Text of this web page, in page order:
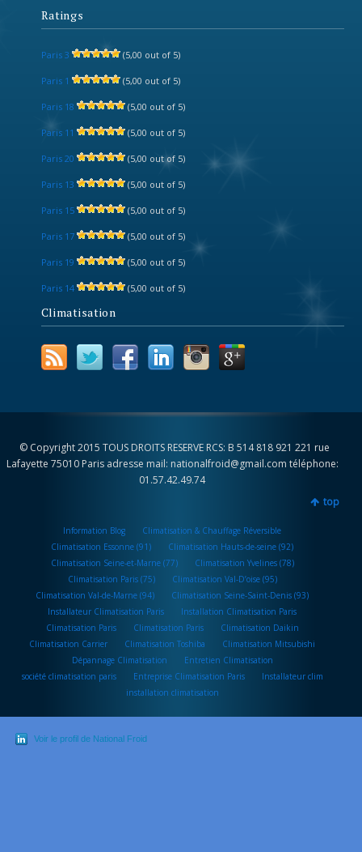
Ratings
Paris 3 (5,00 out of 5)
Paris 1 (5,00 out of 5)
Paris 18 (5,00 out of 5)
Paris 11 (5,00 out of 5)
Paris 20 (5,00 out of 5)
Paris 13 (5,00 out of 5)
Paris 15 (5,00 out of 5)
Paris 17 (5,00 out of 5)
Paris 19 (5,00 out of 5)
Paris 14 (5,00 out of 5)
Climatisation
© Copyright 2015 TOUS DROITS RESERVE RCS: B 514 818 921 221 rue
Lafayette 75010 Paris adresse mail: nationalfroid@gmail.com téléphone:
01.57.42.49.74
top
Information Blog
Climatisation & Chauffage Réversible
Climatisation Essonne (91)
Climatisation Hauts-de-seine (92)
Climatisation Seine-et-Marne (77)
Climatisation Yvelines (78)
Climatisation Paris (75)
Climatisation Val-D’oise (95)
Climatisation Val-de-Marne (94)
Climatisation Seine-Saint-Denis (93)
Installateur Climatisation Paris
Installation Climatisation Paris
Climatisation Paris
Climatisation Paris
Climatisation Daikin
Climatisation Carrier
Climatisation Toshiba
Climatisation Mitsubishi
Dépannage Climatisation
Entretien Climatisation
société climatisation paris
Entreprise Climatisation Paris
Installateur clim
installation climatisation
Voir le profil de National Froid